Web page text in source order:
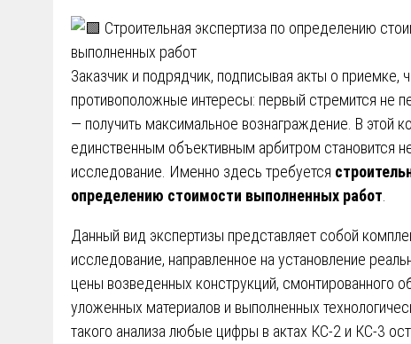
Заказчик и подрядчик, подписывая акты о приемке,
противоположные интересы: первый стремится не
— получить максимальное вознаграждение. В этой
единственным объективным арбитром становится
исследование. Именно здесь требуется
определению стоимости выполненных работ
Данный вид экспертизы представляет собой
исследование, направленное на установление
цены возведенных конструкций, смонтированного
уложенных материалов и выполненных
такого анализа любые цифры в актах КС-2 и КС-3